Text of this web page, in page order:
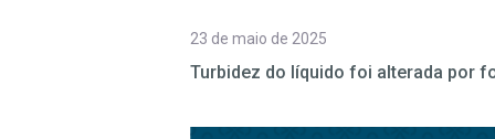
23 de maio de 2025
Turbidez do líquido foi alterada por